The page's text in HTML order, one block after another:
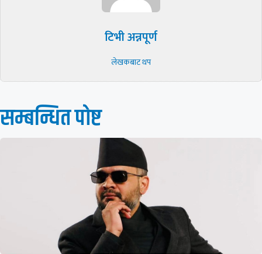
टिभी अन्नपूर्ण
लेखकबाट थप
सम्बन्धित पाेष्ट